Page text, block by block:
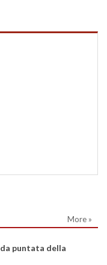
More »
puntata della